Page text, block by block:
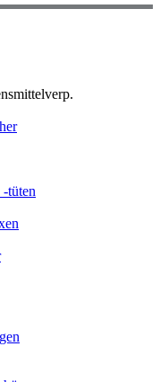
-tüten